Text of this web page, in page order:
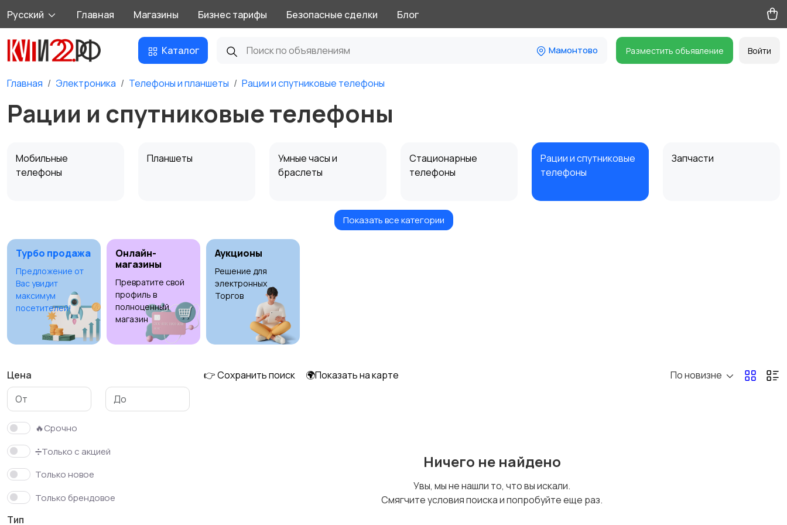
Русский Главная Магазины Бизнес тарифы Безопасные сделки Блог
Каталог Мамонтово Разместить объявление Войти
Главная Электроника Телефоны и планшеты Рации и спутниковые телефоны
Рации и спутниковые телефоны
Мобильные
телефоны
Планшеты
Умные часы и
браслеты
Стационарные
телефоны
Рации и спутниковые
телефоны
Запчасти
аккумуляторы
Аксессуары
Показать все категории
Турбо продажа
Предложение от
Вас увидит
максимум
посетителей!
Онлайн-
магазины
Превратите свой
профиль в
полноценный
магазин
Аукционы
Решение для
электронных
Торгов
Цена
🔥Срочно
➗Только с акцией
Только новое
Только брендовое
Тип
👉 Сохранить поиск 🌍Показать на карте По новизне
Ничего не найдено
Увы, мы не нашли то, что вы искали.
Смягчите условия поиска и попробуйте еще раз.